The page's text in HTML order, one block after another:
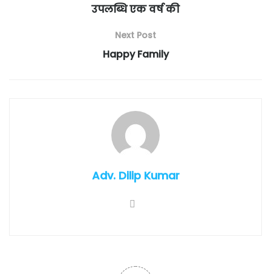
उपलब्धि एक वर्ष की
Next Post
Happy Family
Adv. Dilip Kumar